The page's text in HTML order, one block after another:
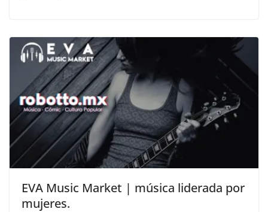
EVA Music Market | música liderada por
mujeres.